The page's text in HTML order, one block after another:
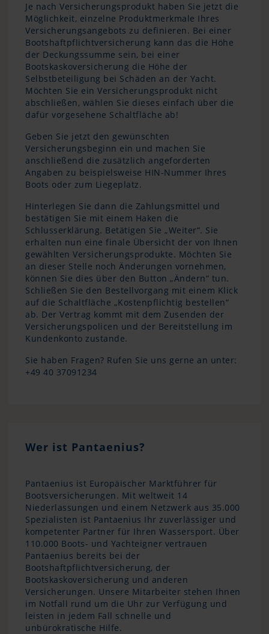
Je nach Versicherungsprodukt haben Sie jetzt die
Möglichkeit, einzelne Produktmerkmale Ihres
Versicherungsangebots zu definieren. Bei einer
Bootshaftpflichtversicherung kann das die Höhe
der Deckungssumme sein, bei einer
Bootskaskoversicherung die Höhe der
Selbstbeteiligung bei Schäden an der Yacht.
Möchten Sie ein Versicherungsprodukt nicht
abschließen, wählen Sie dieses einfach über die
dafür vorgesehene Schaltfläche ab!
Geben Sie jetzt den gewünschten
Versicherungsbeginn ein und machen Sie
anschließend die zusätzlich angeforderten
Angaben zu beispielsweise HIN-Nummer Ihres
Boots oder zum Liegeplatz.
Hinterlegen Sie dann die Zahlungsmittel und
bestätigen Sie mit einem Haken die
Schlusserklärung. Betätigen Sie „Weiter“. Sie
erhalten nun eine finale Übersicht der von Ihnen
gewählten Versicherungsprodukte. Möchten Sie
an dieser Stelle noch Änderungen vornehmen,
können Sie dies über den Button „Ändern“ tun.
Schließen Sie den Bestellvorgang mit einem Klick
auf die Schaltfläche „Kostenpflichtig bestellen“
ab. Der Vertrag kommt mit dem Zusenden der
Versicherungspolicen und der Bereitstellung im
Kundenkonto zustande.
Sie haben Fragen? Rufen Sie uns gerne an unter:
+49 40 37091234
Wer ist Pantaenius?
Pantaenius ist Europäischer Marktführer für
Bootsversicherungen. Mit weltweit 14
Niederlassungen und einem Netzwerk aus 35.000
Spezialisten ist Pantaenius Ihr zuverlässiger und
kompetenter Partner für Ihren Wassersport. Über
110.000 Boots- und Yachteigner vertrauen
Pantaenius bereits bei der
Bootshaftpflichtversicherung, der
Bootskaskoversicherung und anderen
Versicherungen. Unsere Mitarbeiter stehen Ihnen
im Notfall rund um die Uhr zur Verfügung und
leisten in jedem Fall schnelle und
unbürokratische Hilfe.